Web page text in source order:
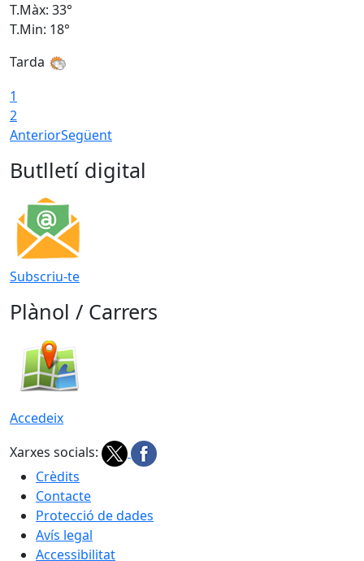
T.Màx: 33°
T.Min: 18°
Tarda
1
2
AnteriorSegüent
Butlletí digital
Subscriu-te
Plànol / Carrers
Accedeix
Xarxes socials:
Crèdits
Contacte
Protecció de dades
Avís legal
Accessibilitat